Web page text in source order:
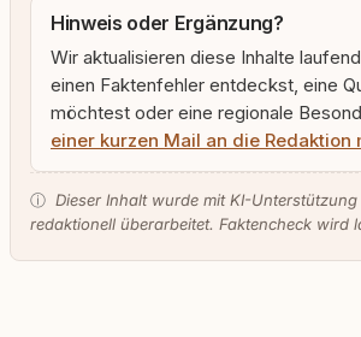
Hinweis oder Ergänzung?
Wir aktualisieren diese Inhalte
einen Faktenfehler entdeckst, eine
möchtest oder eine regionale
einer kurzen Mail an die Redaktion
ⓘ Dieser Inhalt wurde mit KI-
redaktionell überarbeitet. Faktencheck wird